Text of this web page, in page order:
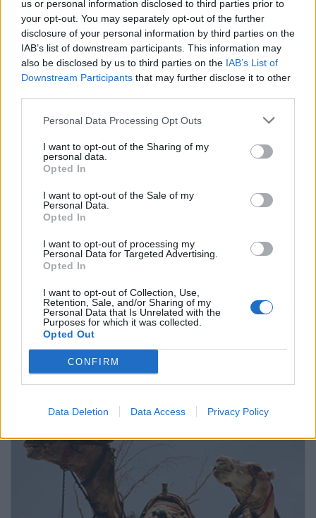
us or personal information disclosed to third parties prior to
your opt-out. You may separately opt-out of the further
disclosure of your personal information by third parties on the
IAB’s list of downstream participants. This information may
also be disclosed by us to third parties on the IAB’s List of
Downstream Participants that may further disclose it to other
Personal Data Processing Opt Outs
I want to opt-out of the Sharing of my
personal data.
Opted In
I want to opt-out of the Sale of my
Personal Data.
Opted In
I want to opt-out of processing my
Personal Data for Targeted Advertising.
Opted In
I want to opt-out of Collection, Use,
Retention, Sale, and/or Sharing of my
Personal Data that Is Unrelated with the
Purposes for which it was collected.
Opted Out
CONFIRM
Data Deletion Data Access Privacy Policy
Anuncios
Pregúntale al médico